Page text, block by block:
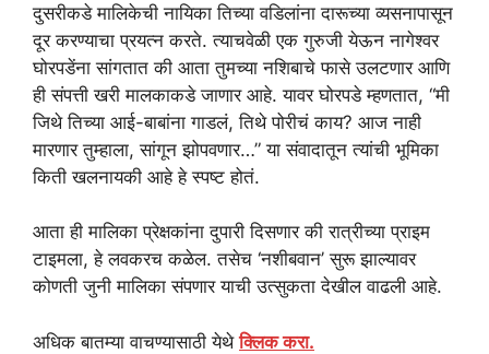
दुसरीकडे मालिकेची नायिका तिच्या वडिलांना दारूच्या व्यसनापासून
दूर करण्याचा प्रयत्न करते. त्याचवेळी एक गुरुजी येऊन नागेश्वर
घोरपडेंना सांगतात की आता तुमच्या नशिबाचे फासे उलटणार आणि
ही संपत्ती खरी मालकाकडे जाणार आहे. यावर घोरपडे म्हणतात, “मी
जिथे तिच्या आई-बाबांना गाडलं, तिथे पोरीचं काय? आज नाही
मारणार तुम्हाला, सांगून झोपवणार…” या संवादातून त्यांची भूमिका
किती खलनायकी आहे हे स्पष्ट होतं.
आता ही मालिका प्रेक्षकांना दुपारी दिसणार की रात्रीच्या प्राइम
टाइमला, हे लवकरच कळेल. तसेच ‘नशीबवान’ सुरू झाल्यावर
कोणती जुनी मालिका संपणार याची उत्सुकता देखील वाढली आहे.
अधिक बातम्या वाचण्यासाठी येथेक्लिक करा.